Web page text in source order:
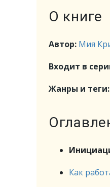
О книге
Автор: Мия
Входит в
Жанры и теги:
Как